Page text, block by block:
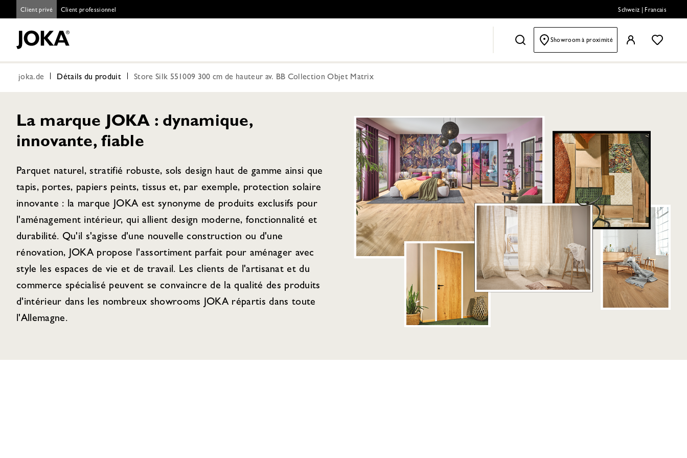
Client privé Client professionnel Schweiz Francais
Showroom à proximité
joka.de Détails du produit Store Silk 551009 300 cm de hauteur av. BB Collection Objet Matrix
La marque JOKA : dynamique,
innovante, fiable
Parquet naturel, stratifié robuste, sols design haut de gamme ainsi que
tapis, portes, papiers peints, tissus et, par exemple, protection solaire
innovante : la marque JOKA est synonyme de produits exclusifs pour
l'aménagement intérieur, qui allient design moderne, fonctionnalité et
durabilité. Qu'il s'agisse d'une nouvelle construction ou d'une
rénovation, JOKA propose l'assortiment parfait pour aménager avec
style les espaces de vie et de travail. Les clients de l'artisanat et du
commerce spécialisé peuvent se convaincre de la qualité des produits
d'intérieur dans les nombreux showrooms JOKA répartis dans toute
l'Allemagne.